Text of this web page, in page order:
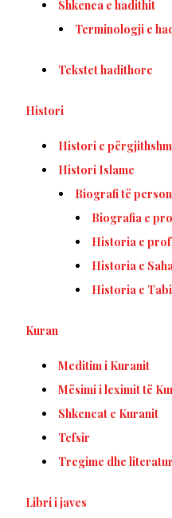
Shkenca e hadithit
Terminologji e
Tekstet hadithore
Histori
Histori e
Histori Islame
Biografi të
Biografia e
Historia e
Historia e
Historia e
Kuran
Meditim i Kuranit
Mësimi i leximit të
Shkencat e Kuranit
Tefsir
Tregime dhe
Libri i javes